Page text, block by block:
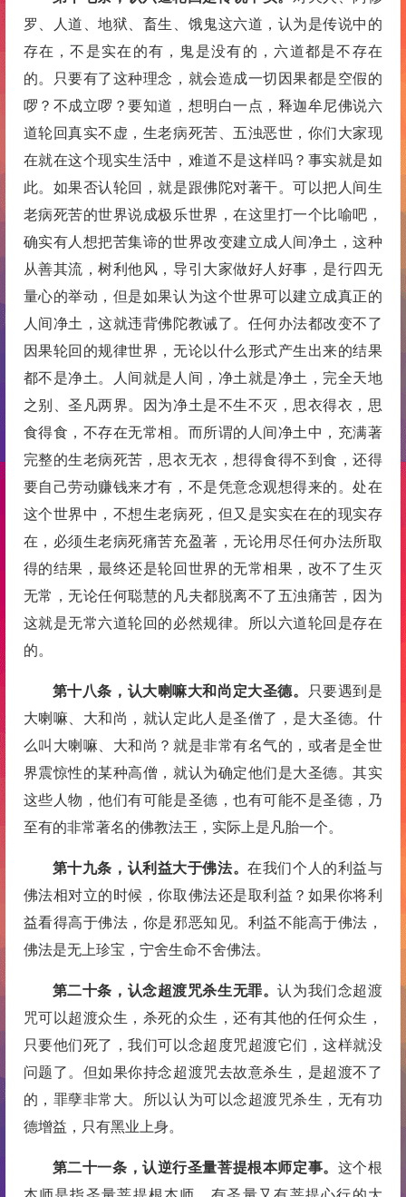
罗、人道、地狱、畜生、饿鬼这六道，认为是传说中的
存在，不是实在的有，鬼是没有的，六道都是不存在
的。只要有了这种理念，就会造成一切因果都是空假的
啰？不成立啰？要知道，想明白一点，释迦牟尼佛说六
道轮回真实不虚，生老病死苦、五浊恶世，你们大家现
在就在这个现实生活中，难道不是这样吗？事实就是如
此。如果否认轮回，就是跟佛陀对著干。可以把人间生
老病死苦的世界说成极乐世界，在这里打一个比喻吧，
确实有人想把苦集谛的世界改变建立成人间净土，这种
从善其流，树利他风，导引大家做好人好事，是行四无
量心的举动，但是如果认为这个世界可以建立成真正的
人间净土，这就违背佛陀教诫了。任何办法都改变不了
因果轮回的规律世界，无论以什么形式产生出来的结果
都不是净土。人间就是人间，净土就是净土，完全天地
之别、圣凡两界。因为净土是不生不灭，思衣得衣，思
食得食，不存在无常相。而所谓的人间净土中，充满著
完整的生老病死苦，思衣无衣，想得食得不到食，还得
要自己劳动赚钱来才有，不是凭意念观想得来的。处在
这个世界中，不想生老病死，但又是实实在在的现实存
在，必须生老病死痛苦充盈著，无论用尽任何办法所取
得的结果，最终还是轮回世界的无常相果，改不了生灭
无常，无论任何聪慧的凡夫都脱离不了五浊痛苦，因为
这就是无常六道轮回的必然规律。所以六道轮回是存在
的。
第十八条，认大喇嘛大和尚定大圣德。
只要遇到是
大喇嘛、大和尚，就认定此人是圣僧了，是大圣德。什
么叫大喇嘛、大和尚？就是非常有名气的，或者是全世
界震惊性的某种高僧，就认为确定他们是大圣德。其实
这些人物，他们有可能是圣德，也有可能不是圣德，乃
至有的非常著名的佛教法王，实际上是凡胎一个。
第十九条，认利益大于佛法。在我们个人的利益与
佛法相对立的时候，你取佛法还是取利益？如果你将利
益看得高于佛法，你是邪恶知见。利益不能高于佛法，
佛法是无上珍宝，宁舍生命不舍佛法。
第二十条，认念超渡咒杀生无罪。认为我们念超渡
咒可以超渡众生，杀死的众生，还有其他的任何众生，
只要他们死了，我们可以念超度咒超渡它们，这样就没
问题了。但如果你持念超渡咒去故意杀生，是超渡不了
的，罪孽非常大。所以认为可以念超渡咒杀生，无有功
德增益，只有黑业上身。
第二十一条，认逆行圣量菩提根本师定事。 这个根